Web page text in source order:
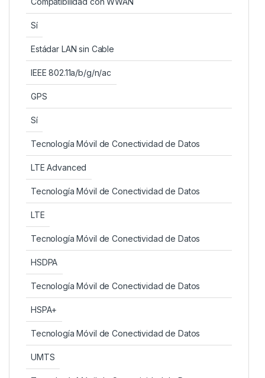
Sí
Estádar LAN sin Cable
IEEE 802.11a/b/g/n/ac
GPS
Sí
Tecnología Móvil de Conectividad de Datos
LTE Advanced
Tecnología Móvil de Conectividad de Datos
LTE
Tecnología Móvil de Conectividad de Datos
HSDPA
Tecnología Móvil de Conectividad de Datos
HSPA+
Tecnología Móvil de Conectividad de Datos
UMTS